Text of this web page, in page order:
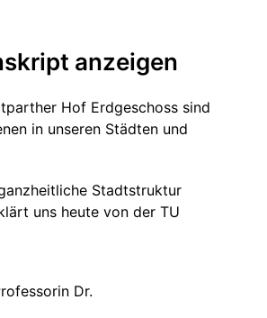
anzeigen
Hof Erdgeschoss sind
in unseren Städten und
Stadtstruktur
uns heute von der TU
Dr.